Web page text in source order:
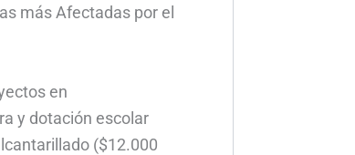
más Afectadas por el
en
y dotación escolar
($12.000